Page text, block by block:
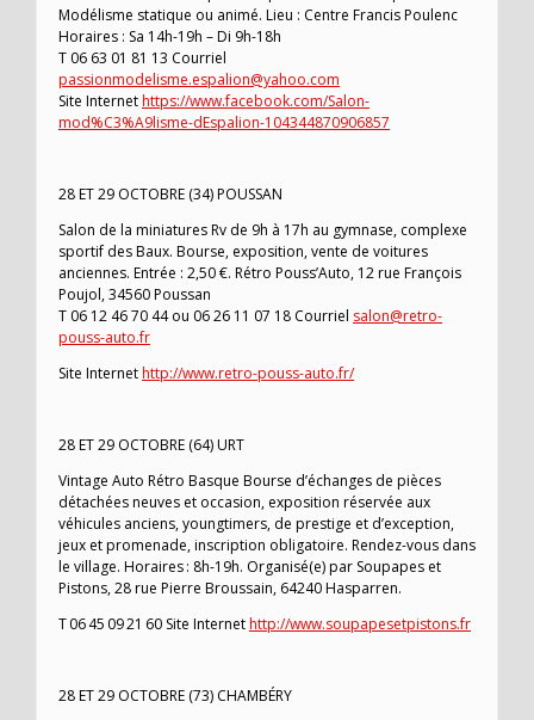
Modélisme statique ou animé. Lieu : Centre Francis Poulenc
Horaires : Sa 14h-19h – Di 9h-18h
T 06 63 01 81 13 Courriel
passionmodelisme.espalion@yahoo.com
Site Internethttps://www.facebook.com/Salon-
mod%C3%A9lisme-dEspalion-104344870906857
28 ET 29 OCTOBRE (34) POUSSAN
Salon de la miniatures Rv de 9h à 17h au gymnase, complexe
sportif des Baux. Bourse, exposition, vente de voitures
anciennes. Entrée : 2,50 €. Rétro Pouss’Auto, 12 rue François
Poujol, 34560 Poussan
T 06 12 46 70 44 ou 06 26 11 07 18 Courriel salon@retro-
pouss-auto.fr
Site Internethttp://www.retro-pouss-auto.fr/
28 ET 29 OCTOBRE (64) URT
Vintage Auto Rétro Basque Bourse d’échanges de pièces
détachées neuves et occasion, exposition réservée aux
véhicules anciens, youngtimers, de prestige et d’exception,
jeux et promenade, inscription obligatoire. Rendez-vous dans
le village. Horaires : 8h-19h. Organisé(e) par Soupapes et
Pistons, 28 rue Pierre Broussain, 64240 Hasparren.
T 06 45 09 21 60 Site Internethttp://www.soupapesetpistons.fr
28 ET 29 OCTOBRE (73) CHAMBÉRY